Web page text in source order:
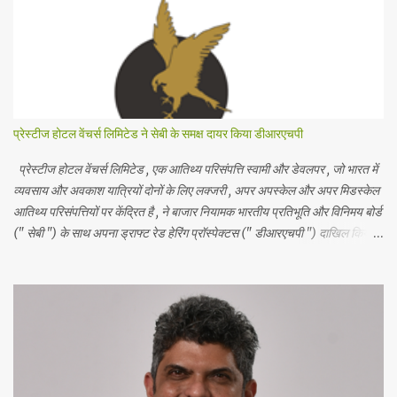
विद्यालय के प्राचार्य श्री अशोक जी वैद मंचासीन थे। मानद सचिव ने विद्यालय की
स्थापना के उद्देश्यों का स्मरण कराते हुए कहा कि शिक्षा के माध्यम से छात्रों के सर्वांगीण
विकास के लिए हरसंभव प्रयास करके गुणवत्तापूर्ण शिक्षा के लिए हम कटिबद्ध हैं । समारोह
के विशिष्ट अतिथि ने विद्य...
प्रेस्टीज होटल वेंचर्स लिमिटेड ने सेबी के समक्ष दायर किया डीआरएचपी
प्रेस्टीज होटल वेंचर्स लिमिटेड , एक आतिथ्य परिसंपत्ति स्वामी और डेवलपर , जो भारत में
व्यवसाय और अवकाश यात्रियों दोनों के लिए लक्जरी , अपर अपस्केल और अपर मिडस्केल
आतिथ्य परिसंपत्तियों पर केंद्रित है , ने बाजार नियामक भारतीय प्रतिभूति और विनिमय बोर्ड
(" सेबी ") के साथ अपना ड्राफ्ट रेड हेरिंग प्रॉस्पेक्टस (" डीआरएचपी ") दाखिल किया
का प्रस्ताव है , जो कुल मिलाकर 1000 करोड़ रुपये तक है। बिक्री के प्रस्ताव में
प्रेस्टीज एस्टेट्स प्रोजेक्ट्स लिमिटेड ( प्रवर्तक विक्रय शेयरधारक ) द्वारा ₹ 5 अंकित
मूल्य के इक्विटी शेयर शामिल हैं। प्रेस्टीज होटल वेंचर्स लिमिटेड ने शुद्ध आय से 1121.276
करोड़ रुपये की अनुमानित राशि का उपयोग करने का प्रस्ताव किया है , जो कंपनी और